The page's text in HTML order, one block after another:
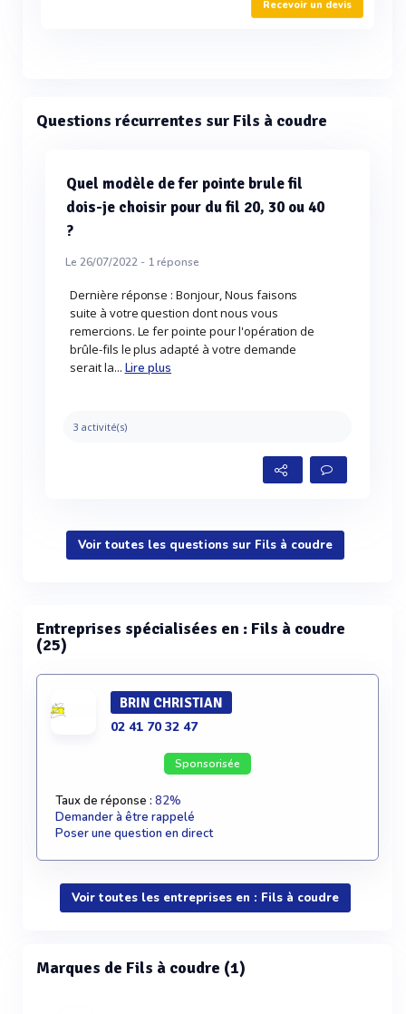
Recevoir un devis
Questions récurrentes sur Fils à coudre
Quel modèle de fer pointe brule fil
dois-je choisir pour du fil 20, 30 ou 40
?
Le 26/07/2022 - 1réponse
Dernière réponse : Bonjour, Nous faisons
suite à votre question dont nous vous
remercions. Le fer pointe pour l'opération de
brûle-fils le plus adapté à votre demande
serait la... Lire plus
3 activité(s)
Voir toutes les questions sur Fils à coudre
Entreprises spécialisées en : Fils à coudre
(25)
BRIN CHRISTIAN
02 41 70 32 47
Sponsorisée
Taux de réponse : 82%
Demander à être rappelé
Poser une question en direct
Voir toutes les entreprises en : Fils à coudre
Marques de Fils à coudre (1)